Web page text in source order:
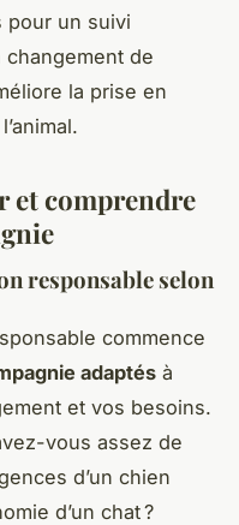
pour un suivi
de
la prise en
et comprendre
responsable selon
commence
adaptés à
et vos besoins.
vous assez de
d’un chien
d’un chat ?